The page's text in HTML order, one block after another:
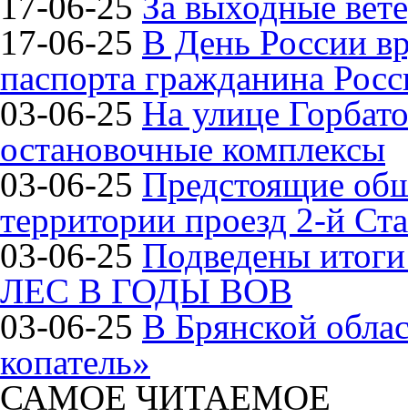
17-06-25 В День России
паспорта гражданина
03-06-25 На улице
остановочные комплексы
03-06-25 Предстоящие
территории проезд 2-й
03-06-25 Подведены
ЛЕС В ГОДЫ ВОВ
03-06-25 В Брянской
копатель»
САМОЕ ЧИТАЕМОЕ